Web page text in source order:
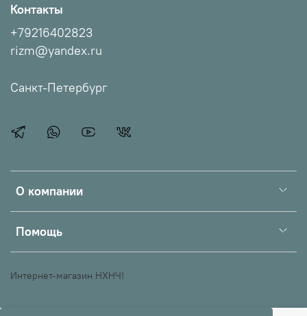
О компании
Помощь
Контакты
+79216402823
rizm@yandex.ru
Санкт-Петербург
Интернет-магазин НХНЧ!